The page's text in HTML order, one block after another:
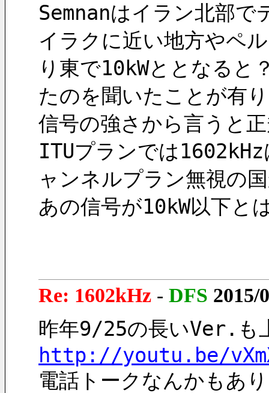
Semnanはイラン北部
イラクに近い地方やペ
り東で10kWととなる
たのを聞いたことが有
信号の強さから言うと
ITUプランでは
ャンネルプラン無視の
あの信号が10kW以下と
Re: 1602kHz - DFS 2015/
昨年9/25の長いVer.も
http://youtu.be/
電話トークなんかもあ